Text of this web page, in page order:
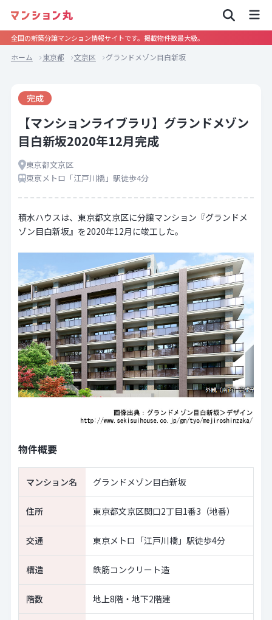
全国の新築分譲マンション情報サイトです。掲載物件数最大級。
ホーム 東京都 文京区 グランドメゾン目白新坂
完成
【マンションライブラリ】グランドメゾン
目白新坂2020年12月完成
東京都文京区
東京メトロ「江戸川橋」駅徒歩4分
積水ハウスは、東京都文京区に分譲マンション『グランドメ
ゾン目白新坂』を2020年12月に竣工した。
物件概要
マンション名 グランドメゾン目白新坂
住所 東京都文京区関口2丁目1番3（地番）
交通 東京メトロ「江戸川橋」駅徒歩4分
構造 鉄筋コンクリート造
階数 地上8階・地下2階建